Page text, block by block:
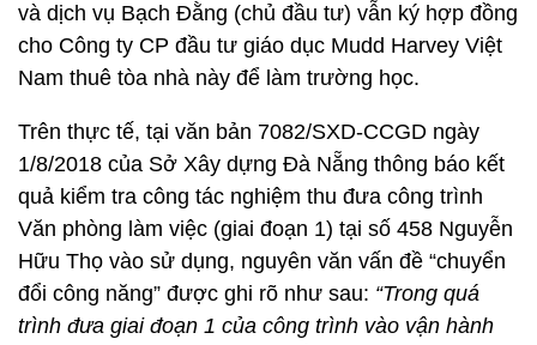
và dịch vụ Bạch Đằng (chủ đầu tư) vẫn ký hợp đồng
cho Công ty CP đầu tư giáo dục Mudd Harvey Việt
Nam thuê tòa nhà này để làm trường học.
Trên thực tế, tại văn bản 7082/SXD-CCGD ngày
1/8/2018 của Sở Xây dựng Đà Nẵng thông báo kết
quả kiểm tra công tác nghiệm thu đưa công trình
Văn phòng làm việc (giai đoạn 1) tại số 458 Nguyễn
Hữu Thọ vào sử dụng, nguyên văn vấn đề “chuyển
đổi công năng” được ghi rõ như sau: “Trong quá
trình đưa giai đoạn 1 của công trình vào vận hành